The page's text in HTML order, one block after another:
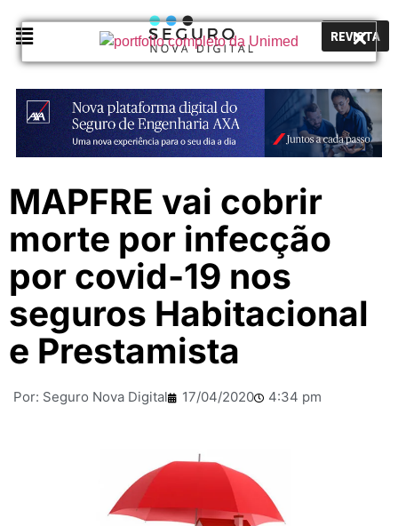
REVISTA
MAPFRE vai cobrir
morte por infecção
por covid-19 nos
seguros Habitacional
e Prestamista
Por: Seguro Nova Digital 17/04/2020 4:34 pm